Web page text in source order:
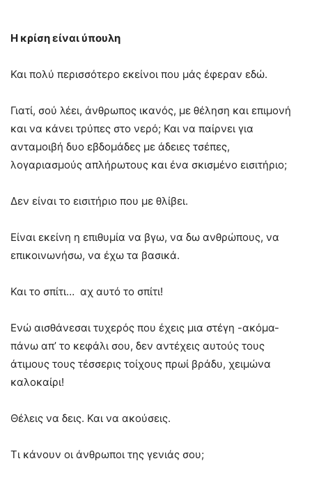
Η κρίση είναι ύπουλη
Και πολύ περισσότερο εκείνοι που μάς έφεραν εδώ.
Γιατί, σού λέει, άνθρωπος ικανός, με θέληση και επιμονή
και να κάνει τρύπες στο νερό; Και να παίρνει για
ανταμοιβή δυο εβδομάδες με άδειες τσέπες,
λογαριασμούς απλήρωτους και ένα σκισμένο εισιτήριο;
Δεν είναι το εισιτήριο που με θλίβει.
Είναι εκείνη η επιθυμία να βγω, να δω ανθρώπους, να
επικοινωνήσω, να έχω τα βασικά.
Και το σπίτι… αχ αυτό το σπίτι!
Ενώ αισθάνεσαι τυχερός που έχεις μια στέγη -ακόμα-
πάνω απ’ το κεφάλι σου, δεν αντέχεις αυτούς τους
άτιμους τους τέσσερις τοίχους πρωί βράδυ, χειμώνα
καλοκαίρι!
Θέλεις να δεις. Και να ακούσεις.
Τι κάνουν οι άνθρωποι της γενιάς σου;